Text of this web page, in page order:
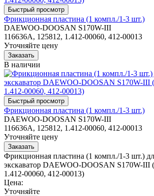
Фрикционная пластина (1 компл./1-3 шт.)
DAEWOO-DOOSAN S170W-III
116636A, 125812, 1.412-00060, 412-00013
Уточняйте цену
В наличии
Фрикционная пластина (1 компл./1-3 шт.)
DAEWOO-DOOSAN S170W-III
116636A, 125812, 1.412-00060, 412-00013
Уточняйте цену
Фрикционная пластина (1 компл./1-3 шт.)
экскаватор DAEWOO-DOOSAN S170W-III
1.412-00060, 412-00013)
Цена:
Уточняйте